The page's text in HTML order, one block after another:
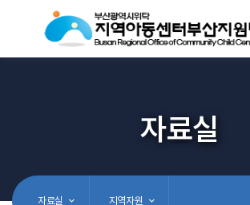
자료실
자료실 지역자원